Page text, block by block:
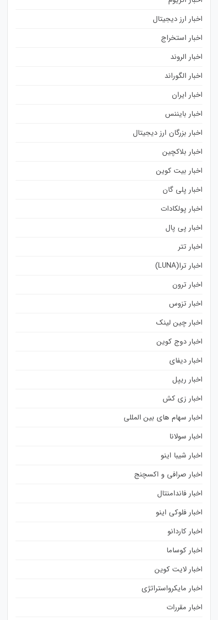
اخبار ارز دیجیتال
اخبار استخراج
اخبار الروند
اخبار الگوراند
اخبار ایران
اخبار بایننس
اخبار بزرگان ارز دیجیتال
اخبار بلاکچین
اخبار بیت کوین
اخبار پلی گان
اخبار پولکادات
اخبار پی پال
اخبار تتر
اخبار ترا(LUNA)
اخبار ترون
اخبار تزوس
اخبار چین لینک
اخبار دوج کوین
اخبار دیفای
اخبار ریپل
اخبار زی کش
اخبار سهام های بین المللی
اخبار سولانا
اخبار شیبا اینو
اخبار صرافی و اکسچنج
اخبار فاندامنتال
اخبار فلوکی اینو
اخبار کاردانو
اخبار کوساما
اخبار لایت کوین
اخبار مایکرواستراتژی
اخبار مقررات